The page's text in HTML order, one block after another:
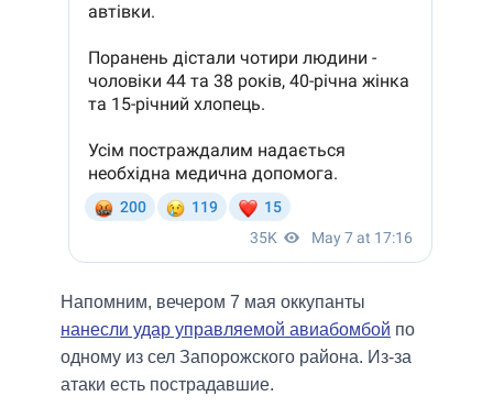
Напомним, вечером 7 мая оккупанты
нанесли удар управляемой авиабомбой по
одному из сел Запорожского района. Из-за
атаки есть пострадавшие.